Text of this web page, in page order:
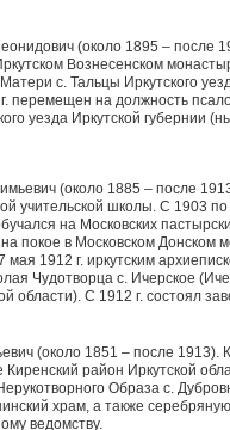
(около 1895 – после
Вознесенском
с. Тальцы Иркутского
перемещен на должность
уезда Иркутской губернии
(около 1885 – после
учительской школы. С 1903
на Московских
покое в Московском Донском
мая 1912 г. иркутским
Чудотворца с. Ичерское
области). С 1912 г. состоял
(около 1851 – после 1913).
Киренский район Иркутской
Образа с.
храм, а также
ведомству.